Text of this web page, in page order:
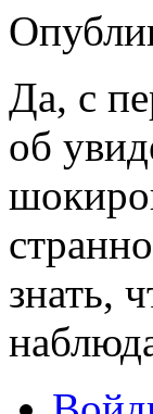
Да, с
об
знать,